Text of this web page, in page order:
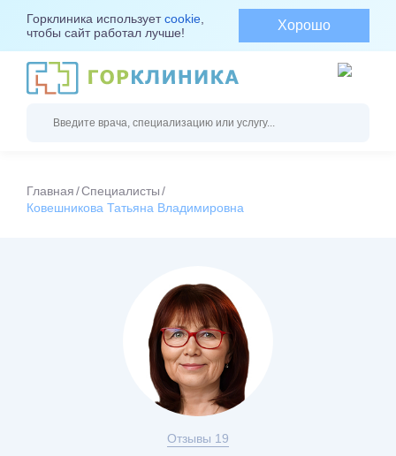
Горклиника используетcookie
чтобы сайт работал лучше!
Хорошо
Главная Специалисты
Ковешникова Татьяна Владимировна
Отзывы 19